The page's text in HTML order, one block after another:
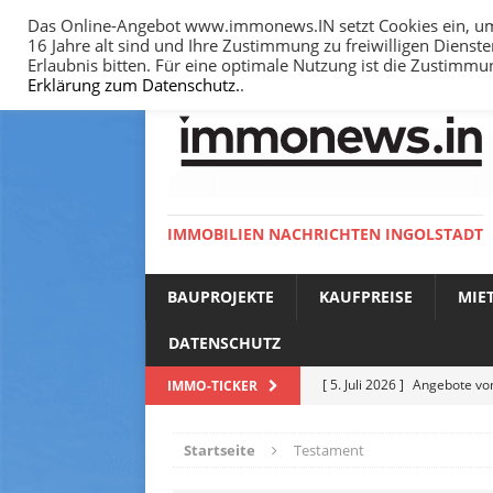
HOME IMPRESSUM DATENSCHUTZ
IMMOBILIEN NACHRICHTEN INGOLSTADT
BAUPROJEKTE KAUFPREISE
DATENSCHUTZ
IMMO-TICKER [ 5. Juli 2026 ] Angebote
[ 14. Juni 2026 ]
Startseite Testament
Das Online-Angebot www.immonews.IN setzt Cookies ein,
16 Jahre alt sind und Ihre Zustimmung zu freiwilligen
Erlaubnis bitten. Für eine optimale Nutzung ist die
Erklärung zum Datenschutz..